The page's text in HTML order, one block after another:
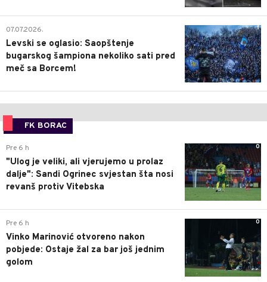
1
07.07.2026.
Levski se oglasio: Saopštenje
bugarskog šampiona nekoliko sati pred
meč sa Borcem!
FK BORAC
0
Pre 6 h
"Ulog je veliki, ali vjerujemo u prolaz
dalje": Sandi Ogrinec svjestan šta nosi
revanš protiv Vitebska
0
Pre 6 h
Vinko Marinović otvoreno nakon
pobjede: Ostaje žal za bar još jednim
golom